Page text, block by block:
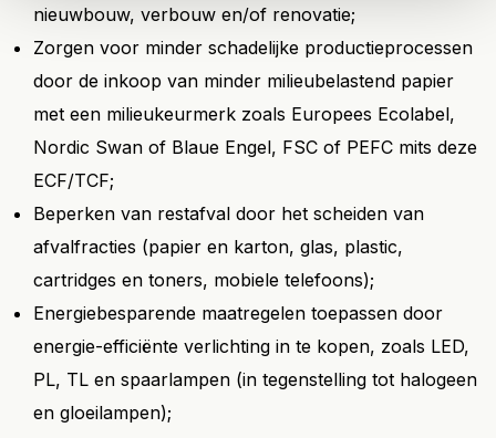
nieuwbouw, verbouw en/of renovatie;
Zorgen voor minder schadelijke productieprocessen
door de inkoop van minder milieubelastend papier
met een milieukeurmerk zoals Europees Ecolabel,
Nordic Swan of Blaue Engel, FSC of PEFC mits deze
ECF/TCF;
Beperken van restafval door het scheiden van
afvalfracties (papier en karton, glas, plastic,
cartridges en toners, mobiele telefoons);
Energiebesparende maatregelen toepassen door
energie-efficiënte verlichting in te kopen, zoals LED,
PL, TL en spaarlampen (in tegenstelling tot halogeen
en gloeilampen);